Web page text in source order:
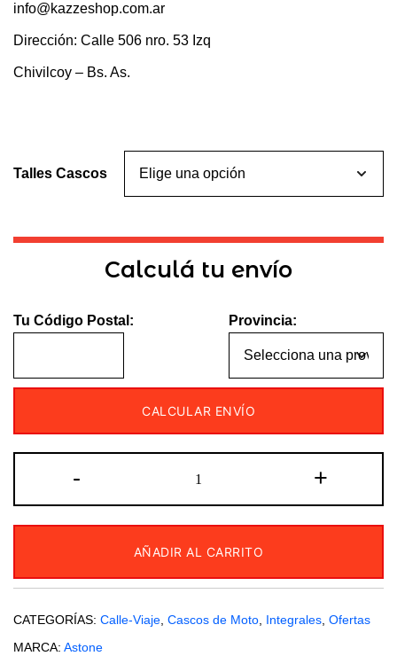
info@kazzeshop.com.ar
Dirección: Calle 506 nro. 53 Izq
Chivilcoy – Bs. As.
Talles Cascos
Calculá tu envío
Tu Código Postal: Provincia:
CALCULAR ENVÍO
-
Astone
GT6
Integral
Visor
ECE
+
AÑADIR AL CARRITO
CATEGORÍAS: Calle-Viaje, Cascos de Moto, Integrales, Ofertas
MARCA: Astone